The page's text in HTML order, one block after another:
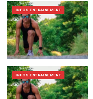
INFOS ENTRAINEMENT
INFOS ENTRAINEMENT